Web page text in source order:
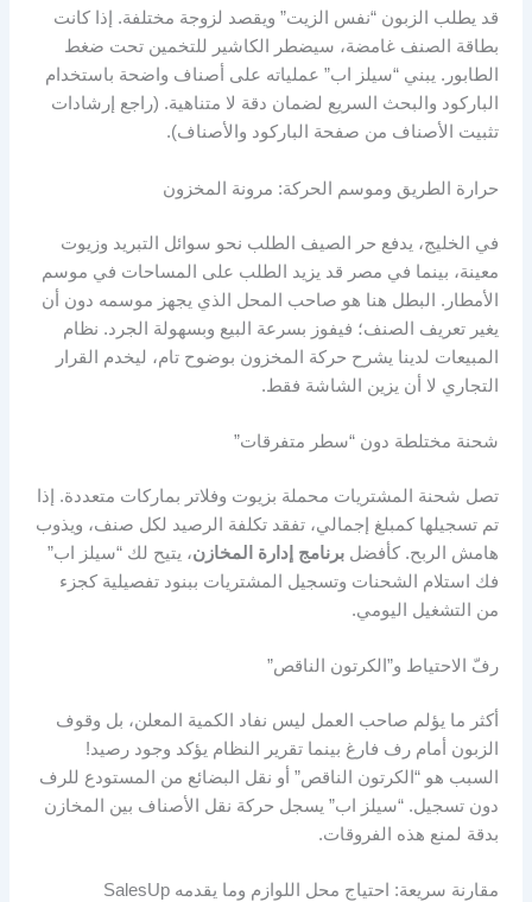
قد يطلب الزبون “نفس الزيت” ويقصد لزوجة مختلفة. إذا كانت
بطاقة الصنف غامضة، سيضطر الكاشير للتخمين تحت ضغط
الطابور. يبني “سيلز اب” عملياته على أصناف واضحة باستخدام
الباركود والبحث السريع لضمان دقة لا متناهية. (راجع إرشادات
تثبيت الأصناف من صفحة الباركود والأصناف).
حرارة الطريق وموسم الحركة: مرونة المخزون
في الخليج، يدفع حر الصيف الطلب نحو سوائل التبريد وزيوت
معينة، بينما في مصر قد يزيد الطلب على المساحات في موسم
الأمطار. البطل هنا هو صاحب المحل الذي يجهز موسمه دون أن
يغير تعريف الصنف؛ فيفوز بسرعة البيع وبسهولة الجرد. نظام
المبيعات لدينا يشرح حركة المخزون بوضوح تام، ليخدم القرار
التجاري لا أن يزين الشاشة فقط.
شحنة مختلطة دون “سطر متفرقات”
تصل شحنة المشتريات محملة بزيوت وفلاتر بماركات متعددة. إذا
تم تسجيلها كمبلغ إجمالي، تفقد تكلفة الرصيد لكل صنف، ويذوب
هامش الربح. كأفضل برنامج إدارة المخازن، يتيح لك “سيلز اب”
فك استلام الشحنات وتسجيل المشتريات ببنود تفصيلية كجزء
من التشغيل اليومي.
رفّ الاحتياط و”الكرتون الناقص”
أكثر ما يؤلم صاحب العمل ليس نفاد الكمية المعلن، بل وقوف
الزبون أمام رف فارغ بينما تقرير النظام يؤكد وجود رصيد!
السبب هو “الكرتون الناقص” أو نقل البضائع من المستودع للرف
دون تسجيل. “سيلز اب” يسجل حركة نقل الأصناف بين المخازن
بدقة لمنع هذه الفروقات.
مقارنة سريعة: احتياج محل اللوازم وما يقدمه SalesUp